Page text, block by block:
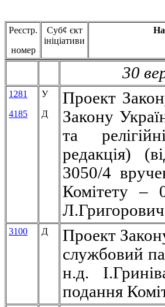
Реєстр.
номер
Суб¢ єкт
ініціативи
30
1281
4185
У
Д
Проект
Закону
та
редакція)
3050/4
Комітету –
3100 Д
Проект
службовий
н.д.
подання